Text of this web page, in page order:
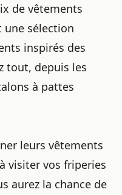
de vêtements
une sélection
inspirés des
tout, depuis les
à pattes
leurs vêtements
visiter vos friperies
aurez la chance de